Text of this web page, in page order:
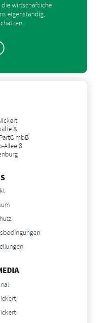
die wirtschaftliche
eigenständig,
&
mbB
Allee 8